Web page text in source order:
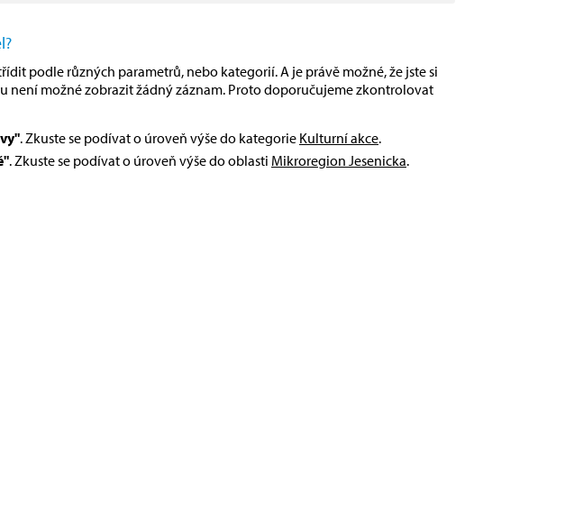
podle různých parametrů, nebo kategorií. A je právě možné, že jste si
není možné zobrazit žádný záznam. Proto doporučujeme zkontrolovat
. Zkuste se podívat o úroveň výše do kategorie Kulturní akce.
. Zkuste se podívat o úroveň výše do oblasti Mikroregion Jesenicka.